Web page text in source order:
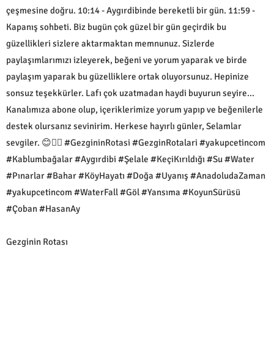
çeşmesine doğru. 10:14 - Aygırdibinde bereketli bir gün. 11:59 -
Kapanış sohbeti. Biz bugün çok güzel bir gün geçirdik bu
güzellikleri sizlere aktarmaktan memnunuz. Sizlerde
paylaşımlarımızı izleyerek, beğeni ve yorum yaparak ve birde
paylaşım yaparak bu güzelliklere ortak oluyorsunuz. Hepinize
sonsuz teşekkürler. Lafı çok uzatmadan haydi buyurun seyire...
Kanalımıza abone olup, içeriklerimize yorum yapıp ve beğenilerle
destek olursanız sevinirim. Herkese hayırlı günler, Selamlar
sevgiler. 😊🙋‍♂️ #GezgininRotasi #GezginRotalari #yakupcetincom
#Kablumbağalar #Aygırdibi #Şelale #KeçiKırıldığı #Su #Water
#Pınarlar #Bahar #KöyHayatı #Doğa #Uyanış #AnadoludaZaman
#yakupcetincom #WaterFall #Göl #Yansıma #KoyunSürüsü
#Çoban #HasanAy
Gezginin Rotası